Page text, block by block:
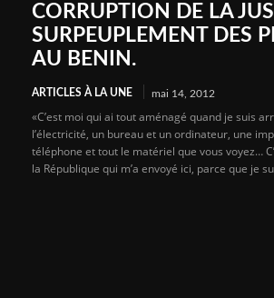
CORRUPTION DE LA
SURPEUPLEMENT DES
AU BENIN.
ARTICLES À LA UNE mai 14, 2012
«C’est moi qui ai tout aménagé quand je suis
l’électricité, un bureau et un ordinateur, une
téléphone et tout le matériel que vous voyez…
la République qui m’a envoyé ici, parce que je